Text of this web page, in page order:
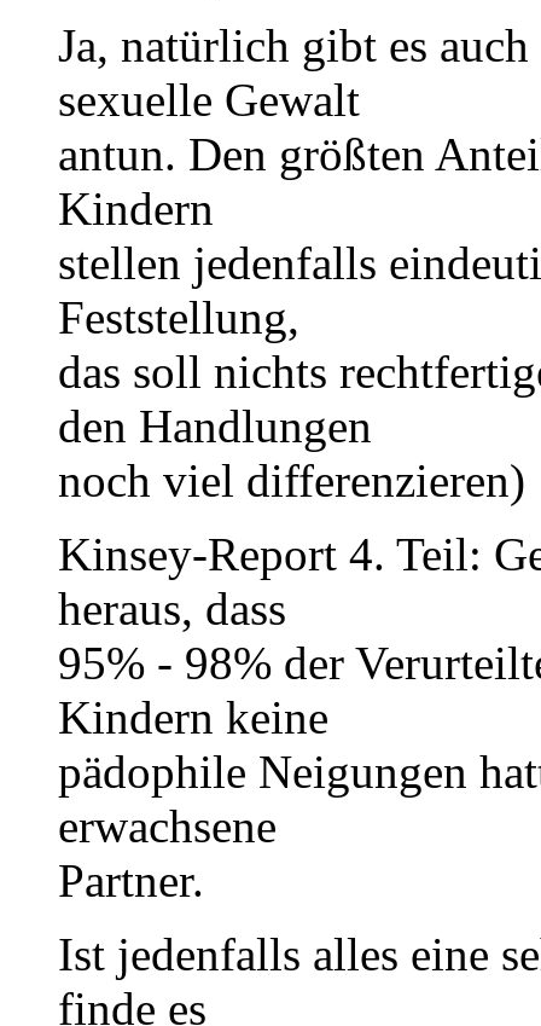
Ja, natürlich gibt es
sexuelle Gewalt
antun. Den größten
Kindern
stellen jedenfalls
Feststellung,
das soll nichts
den Handlungen
noch viel differenzieren)
Kinsey-Report 4. Teil:
heraus, dass
95% - 98% der
Kindern keine
pädophile Neigungen
erwachsene
Partner.
Ist jedenfalls alles eine
finde es